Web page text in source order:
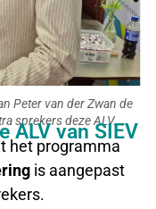
Peter van der Zwan de
sprekers deze ALV.
ALV van SIEV
het programma
is aangepast